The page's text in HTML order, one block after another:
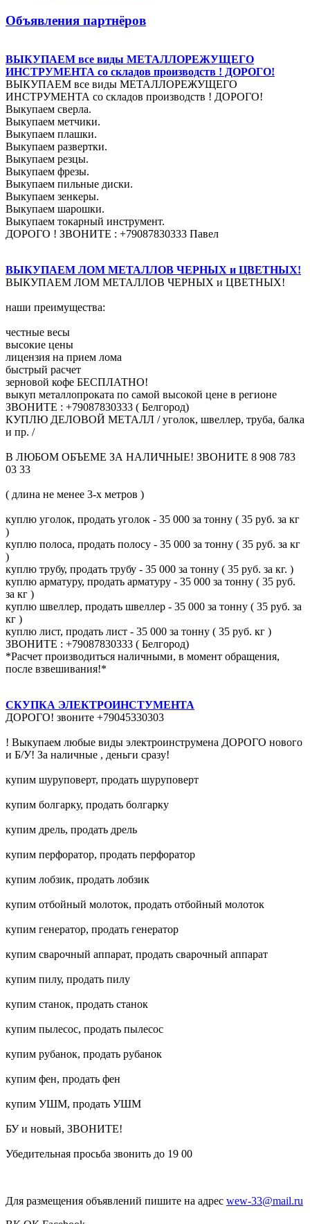
Объявления партнёров
ВЫКУПАЕМ все виды МЕТАЛЛОРЕЖУЩЕГО
ИНСТРУМЕНТА со складов производств ! ДОРОГО!
ВЫКУПАЕМ все виды МЕТАЛЛОРЕЖУЩЕГО
ИНСТРУМЕНТА со складов производств ! ДОРОГО!
Выкупаем сверла.
Выкупаем метчики.
Выкупаем плашки.
Выкупаем развертки.
Выкупаем резцы.
Выкупаем фрезы.
Выкупаем пильные диски.
Выкупаем зенкеры.
Выкупаем шарошки.
Выкупаем токарный инструмент.
ДОРОГО ! ЗВОНИТЕ : +79087830333 Павел
ВЫКУПАЕМ ЛОМ МЕТАЛЛОВ ЧЕРНЫХ и ЦВЕТНЫХ!
ВЫКУПАЕМ ЛОМ МЕТАЛЛОВ ЧЕРНЫХ и ЦВЕТНЫХ!
наши преимущества:
честные весы
высокие цены
лицензия на прием лома
быстрый расчет
зерновой кофе БЕСПЛАТНО!
выкуп металлопроката по самой высокой цене в регионе
ЗВОНИТЕ : +79087830333 ( Белгород)
КУПЛЮ ДЕЛОВОЙ МЕТАЛЛ / уголок, швеллер, труба, балка
и пр. /
В ЛЮБОМ ОБЪЕМЕ ЗА НАЛИЧНЫЕ! ЗВОНИТЕ 8 908 783
03 33
( длина не менее 3-х метров )
куплю уголок, продать уголок - 35 000 за тонну ( 35 руб. за кг
)
куплю полоса, продать полосу - 35 000 за тонну ( 35 руб. за кг
)
куплю трубу, продать трубу - 35 000 за тонну ( 35 руб. за кг. )
куплю арматуру, продать арматуру - 35 000 за тонну ( 35 руб.
за кг )
куплю швеллер, продать швеллер - 35 000 за тонну ( 35 руб. за
кг )
куплю лист, продать лист - 35 000 за тонну ( 35 руб. кг )
ЗВОНИТЕ : +79087830333 ( Белгород)
*Расчет производиться наличными, в момент обращения,
после взвешивания!*
СКУПКА ЭЛЕКТРОИНСТУМЕНТА
ДОРОГО! звоните +79045330303
! Выкупаем любые виды электроинструмена ДОРОГО нового
и Б/У! За наличные , деньги сразу!
купим шуруповерт, продать шуруповерт
купим болгарку, продать болгарку
купим дрель, продать дрель
купим перфоратор, продать перфоратор
купим лобзик, продать лобзик
купим отбойный молоток, продать отбойный молоток
купим генератор, продать генератор
купим сварочный аппарат, продать сварочный аппарат
купим пилу, продать пилу
купим станок, продать станок
купим пылесос, продать пылесос
купим рубанок, продать рубанок
купим фен, продать фен
купим УШМ, продать УШМ
БУ и новый, ЗВОНИТЕ!
Убедительная просьба звонить до 19 00
Для размещения объявлений пишите на адрес wew-33@mail.ru